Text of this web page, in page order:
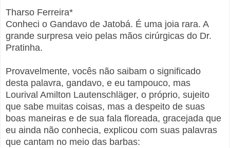
Tharso Ferreira*
Conheci o Gandavo de Jatobá. É uma joia rara. A
grande surpresa veio pelas mãos cirúrgicas do Dr.
Pratinha.
Provavelmente, vocês não saibam o significado
desta palavra, gandavo, e eu tampouco, mas
Lourival Amilton Lautenschläger, o próprio, sujeito
que sabe muitas coisas, mas a despeito de suas
boas maneiras e de sua fala floreada, gracejada que
eu ainda não conhecia, explicou com suas palavras
que cantam no meio das barbas: